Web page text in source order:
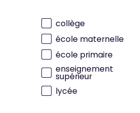
collège
école maternelle
école primaire
enseignement
supérieur
lycée